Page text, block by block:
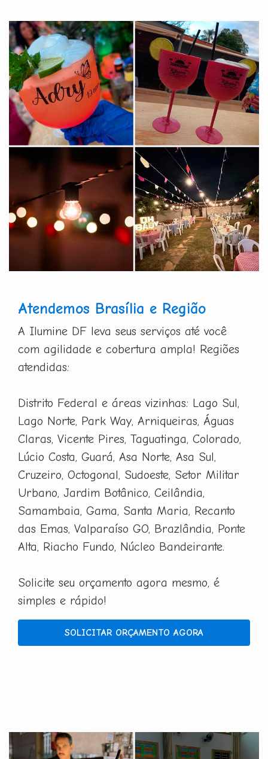
Atendemos Brasília e Região
A Ilumine DF leva seus serviços até você
com agilidade e cobertura ampla! Regiões
atendidas:
Distrito Federal e áreas vizinhas: Lago Sul,
Lago Norte, Park Way, Arniqueiras, Águas
Claras, Vicente Pires, Taguatinga, Colorado,
Lúcio Costa, Guará, Asa Norte, Asa Sul,
Cruzeiro, Octogonal, Sudoeste, Setor Militar
Urbano, Jardim Botânico, Ceilândia,
Samambaia, Gama, Santa Maria, Recanto
das Emas, Valparaíso GO, Brazlândia, Ponte
Alta, Riacho Fundo, Núcleo Bandeirante.
Solicite seu orçamento agora mesmo, é
simples e rápido!
SOLICITAR ORÇAMENTO AGORA